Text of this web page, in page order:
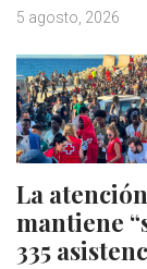
5 agosto, 2026
La
mantiene
335